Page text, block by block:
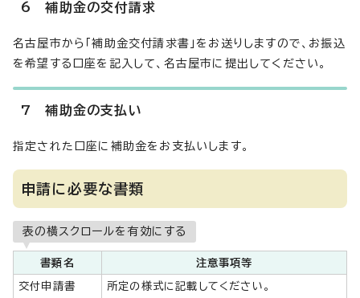
6 補助金の交付請求
名古屋市から「補助金交付請求書」をお送りしますので、お振込
を希望する口座を記入して、名古屋市に提出してください。
7 補助金の支払い
指定された口座に補助金をお支払いします。
申請に必要な書類
表の横スクロールを有効にする
書類名 注意事項等
交付申請書 所定の様式に記載してください。